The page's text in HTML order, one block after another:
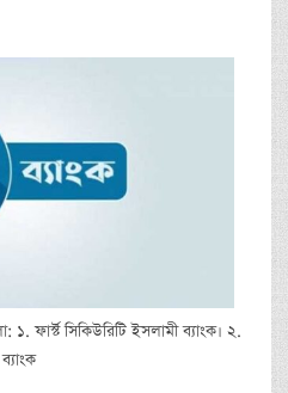
ফার্স্ট সিকিউরিটি ইসলামী ব্যাংক। ২.